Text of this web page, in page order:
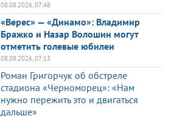
08.08.2026, 07:48
«Верес» — «Динамо»: Владимир
Бражко и Назар Волошин могут
отметить голевые юбилеи
08.08.2026, 07:13
Роман Григорчук об обстреле
стадиона «Черноморец»: «Нам
нужно пережить это и двигаться
дальше»